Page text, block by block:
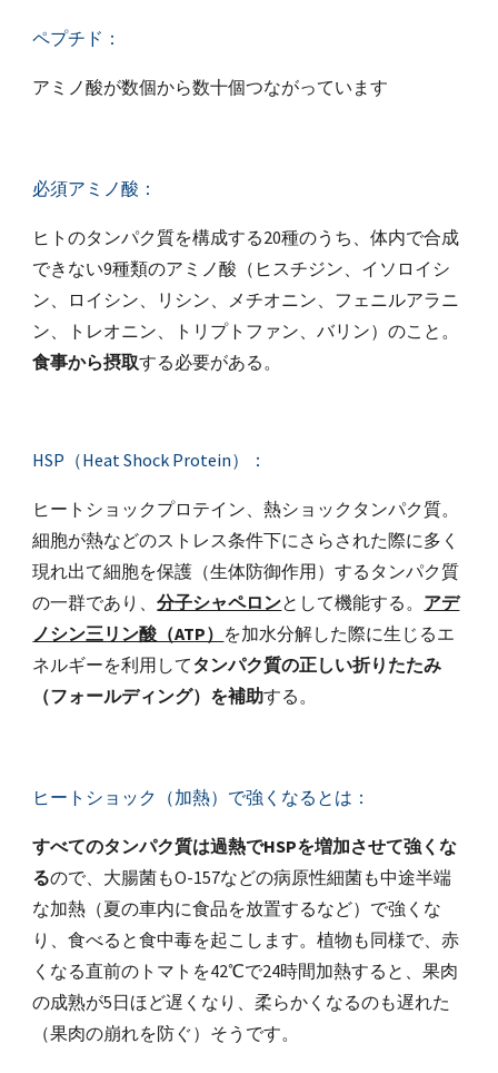
ペプチド：
アミノ酸が数個から数十個つながっています
必須アミノ酸：
ヒトのタンパク質を構成する20種のうち、体内で合成
できない9種類のアミノ酸（ヒスチジン、イソロイシ
ン、ロイシン、リシン、メチオニン、フェニルアラニ
ン、トレオニン、トリプトファン、バリン）のこと。
食事から摂取する必要がある。
HSP（Heat Shock Protein）：
ヒートショックプロテイン、熱ショックタンパク質。
細胞が熱などのストレス条件下にさらされた際に多く
現れ出て細胞を保護（生体防御作用）するタンパク質
の一群であり、分子シャペロンとして機能する。 アデ
ノシン三リン酸（ATP） を加水分解した際に生じるエ
ネルギーを利用してタンパク質の正しい折りたたみ
（フォールディング）を補助する。
ヒートショック（加熱）で強くなるとは：
すべてのタンパク質は過熱でHSPを増加させて強くな
るので、大腸菌もO-157などの病原性細菌も中途半端
な加熱（夏の車内に食品を放置するなど）で強くな
り、食べると食中毒を起こします。植物も同様で、赤
くなる直前のトマトを42℃で24時間加熱すると、果肉
の成熟が5日ほど遅くなり、柔らかくなるのも遅れた
（果肉の崩れを防ぐ）そうです。